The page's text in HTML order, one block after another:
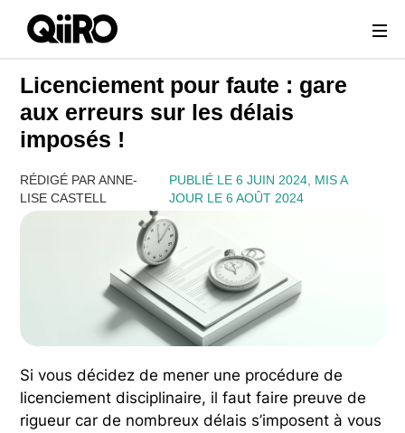
Webflow Homepage
Licenciement pour faute : gare
aux erreurs sur les délais
imposés !
RÉDIGÉ PAR ANNE-
LISE CASTELL
PUBLIÉ LE 6 JUIN 2024, MIS A
JOUR LE 6 AOÛT 2024
Si vous décidez de mener une procédure de
licenciement disciplinaire, il faut faire preuve de
rigueur car de nombreux délais s’imposent à vous